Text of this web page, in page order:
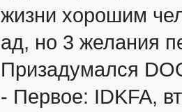
жизни хорошим
ад, но 3 желания
Призадумался
- Первое: IDKFA,